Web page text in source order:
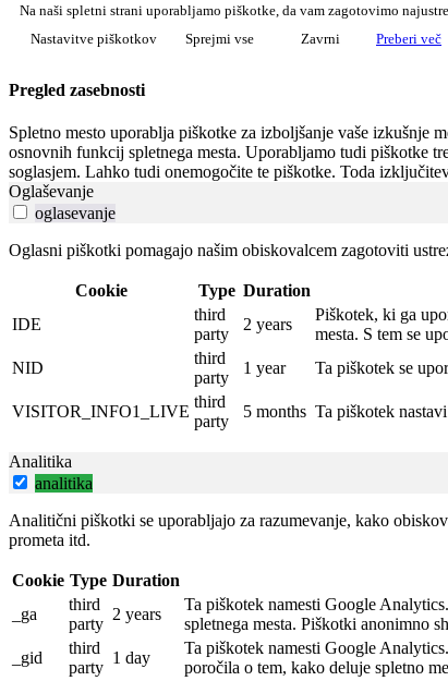
Na naši spletni strani uporabljamo piškotke, da vam zagotovimo
Nastavitve piškotkov
Sprejmi vse Zavrni Preberi več
Pregled zasebnosti
Spletno mesto uporablja piškotke za izboljšanje vaše izkušnje
osnovnih funkcij spletnega mesta. Uporabljamo tudi piškotke
soglasjem. Lahko tudi onemogočite te piškotke. Toda
Oglaševanje
oglasevanje
Oglasni piškotki pomagajo našim obiskovalcem zagotoviti
Cookie Type Duration
IDE
third
party
2 years
Piškotek, ki ga
mesta. S tem se
NID
third
party
1 year Ta piškotek se
VISITOR_INFO1_LIVE
third
party
5 months Ta piškotek
Analitika
analitika
Analitični piškotki se uporabljajo za razumevanje, kako
prometa itd.
Cookie Type Duration
_ga
third
party
2 years
Ta piškotek namesti Google Analytics.
spletnega mesta. Piškotki anonimno
_gid
third
party
1 day
Ta piškotek namesti Google Analytics.
poročila o tem, kako deluje spletno